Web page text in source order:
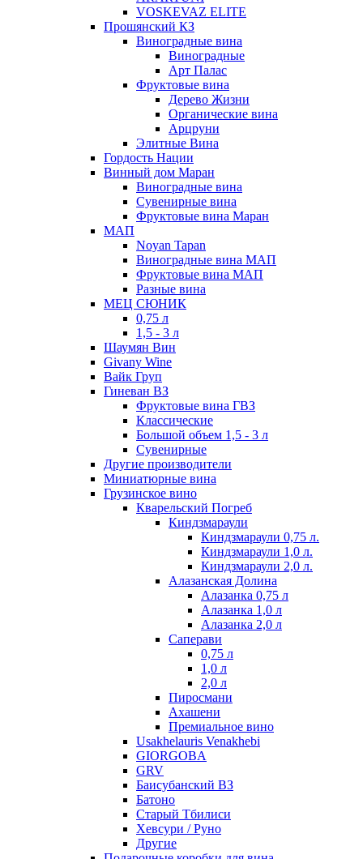
VOSKEVAZ ELITE
Прошянский КЗ
Виноградные вина
Виноградные
Арт Палас
Фруктовые вина
Дерево Жизни
Органические вина
Арцруни
Элитные Вина
Гордость Нации
Винный дом Маран
Виноградные вина
Сувенирные вина
Фруктовые вина Маран
МАП
Noyan Tapan
Виноградные вина МАП
Фруктовые вина МАП
Разные вина
МЕЦ СЮНИК
0,75 л
1,5 - 3 л
Шаумян Вин
Givany Wine
Вайк Груп
Гиневан ВЗ
Фруктовые вина ГВЗ
Классические
Большой объем 1,5 - 3 л
Сувенирные
Другие производители
Миниатюрные вина
Грузинское вино
Кварельский Погреб
Киндзмараули
Киндзмараули 0,75 л.
Киндзмараули 1,0 л.
Киндзмараули 2,0 л.
Алазанская Долина
Алазанка 0,75 л
Алазанка 1,0 л
Алазанка 2,0 л
Саперави
0,75 л
1,0 л
2,0 л
Пиросмани
Ахашени
Премиальное вино
Usakhelauris Venakhebi
GIORGOBA
GRV
Баисубанский ВЗ
Батоно
Старый Тбилиси
Хевсури / Руно
Другие